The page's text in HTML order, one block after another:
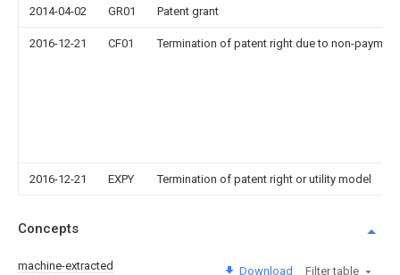
2014-04-02 GR01 Patent grant
2016-12-21 CF01 Termination of patent right due to non-
2016-12-21 EXPY Termination of patent right or utility model
Concepts
machine-extracted Download Filter table